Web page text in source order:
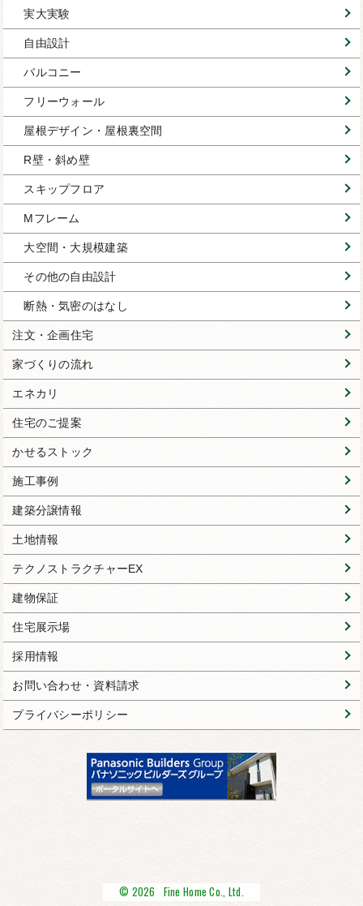
実大実験
自由設計
バルコニー
フリーウォール
屋根デザイン・屋根裏空間
R壁・斜め壁
スキップフロア
Mフレーム
大空間・大規模建築
その他の自由設計
断熱・気密のはなし
注文・企画住宅
家づくりの流れ
エネカリ
住宅のご提案
かせるストック
施工事例
建築分譲情報
土地情報
テクノストラクチャーEX
建物保証
住宅展示場
採用情報
お問い合わせ・資料請求
プライバシーポリシー
© 2026 Fine Home Co., Ltd.